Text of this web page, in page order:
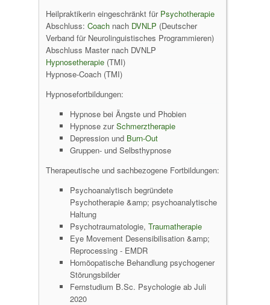
Heilpraktikerin eingeschränkt für Psychotherapie
Abschluss: Coach nach DVNLP (Deutscher
Verband für Neurolinguistisches Programmieren)
Abschluss Master nach DVNLP
Hypnosetherapie (TMI)
Hypnose-Coach (TMI)
Hypnosefortbildungen:
Hypnose bei Ängste und Phobien
Hypnose zurSchmerztherapie
Depression und Burn-Out
Gruppen- und Selbsthypnose
Therapeutische und sachbezogene Fortbildungen:
Psychoanalytisch begründete
Psychotherapie &amp; psychoanalytische
Haltung
Psychotraumatologie, Traumatherapie
Eye Movement Desensibilisation &amp;
Reprocessing - EMDR
Homöopatische Behandlung psychogener
Störungsbilder
Fernstudium B.Sc. Psychologie ab Juli
2020